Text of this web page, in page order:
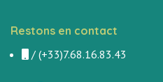
Restons en contact
/ (+33)7.68.16.83.43